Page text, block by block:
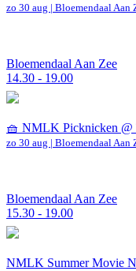
zo 30 aug | Bloemendaal Aan
Bloemendaal Aan Zee
14.30 - 19.00
🧺 NMLK Picknicken @
zo 30 aug | Bloemendaal Aan
Bloemendaal Aan Zee
15.30 - 19.00
NMLK Summer Movie